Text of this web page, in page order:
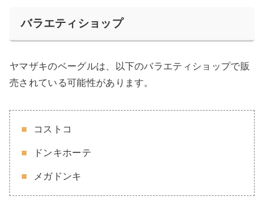
バラエティショップ
ヤマザキのベーグルは、以下のバラエティショップで販
売されている可能性があります。
コストコ
ドンキホーテ
メガドンキ